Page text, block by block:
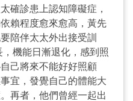
確診患上認知障礙症，
賴程度愈來愈高，黃先
陪伴太太外出接受訓
機能日漸退化，感到照
己將來不能好好照顧
宜，發覺自己的體能大
再者，他們曾經一起出